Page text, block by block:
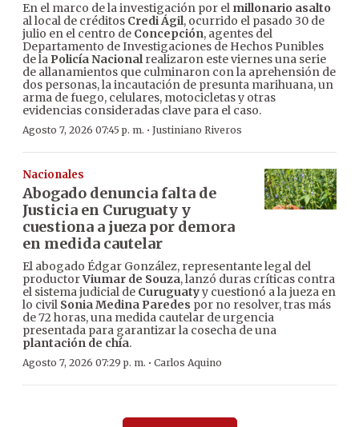
En el marco de la investigación por el millonario asalto
al local de créditos Credi Ágil, ocurrido el pasado 30 de
julio en el centro de Concepción, agentes del
Departamento de Investigaciones de Hechos Punibles
de la Policía Nacionalrealizaron este viernes una serie
de allanamientos que culminaron con la aprehensión de
dos personas, la incautación de presunta marihuana, un
arma de fuego, celulares, motocicletas y otras
evidencias consideradas clave para el caso.
Agosto 7, 2026 07:45 p. m. · Justiniano Riveros
Nacionales
Abogado denuncia falta de
Justicia en Curuguaty y
cuestiona a jueza por demora
en medida cautelar
El abogado Édgar González, representante legal del
productorViumar de Souza, lanzó duras críticas contra
el sistema judicial de Curuguatyy cuestionó a la jueza en
lo civil Sonia Medina Paredes por no resolver, tras más
de 72 horas, una medida cautelar de urgencia
presentada para garantizar la cosecha de una
plantación de chía.
Agosto 7, 2026 07:29 p. m. · Carlos Aquino